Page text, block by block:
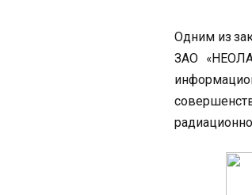
Одним из
ЗАО